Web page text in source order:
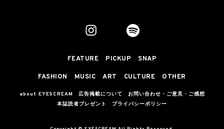
FEATURE PICKUP SNAP
FASHION MUSIC ART CULTURE OTHER
about EYESCREAM 広告掲載について
お問い合わせ・ご意見・ご感想
本誌読者プレゼント
プライバシーポリシー